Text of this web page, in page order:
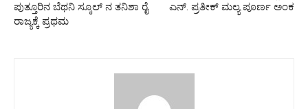
ಪುತ್ತೂರಿನ ಬೆಥನಿ ಸ್ಕೂಲ್ ನ ತನಿಶಾ ರೈ
ರಾಜ್ಯಕ್ಕೆ ಪ್ರಥಮ
ಎನ್. ಪ್ರತೀಕ್ ಮಲ್ಯ ಪೂರ್ಣ ಅಂಕ